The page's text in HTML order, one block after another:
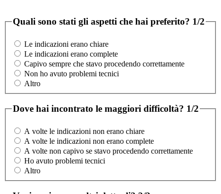
Quali sono stati gli aspetti che hai preferito? 1/2
Le indicazioni erano chiare
Le indicazioni erano complete
Capivo sempre che stavo procedendo correttamente
Non ho avuto problemi tecnici
Altro
Dove hai incontrato le maggiori difficoltà? 1/2
A volte le indicazioni non erano chiare
A volte le indicazioni non erano complete
A volte non capivo se stavo procedendo correttamente
Ho avuto problemi tecnici
Altro